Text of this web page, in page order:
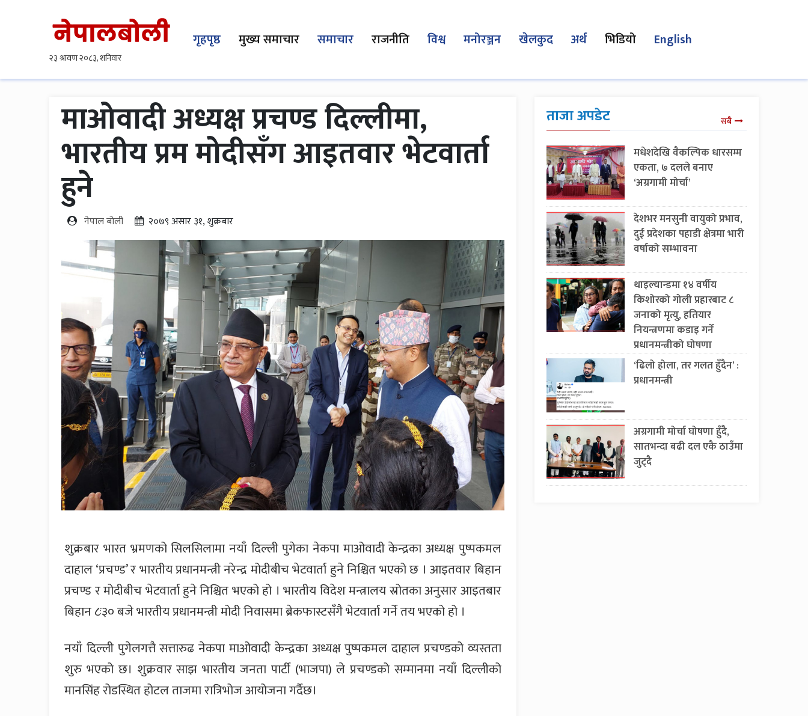
गृहपृष्ठ मुख्य समाचार समाचार राजनीति विश्व मनोरञ्जन खेलकुद अर्थ भिडियो English
माओवादी अध्यक्ष प्रचण्ड दिल्लीमा,
भारतीय प्रम मोदीसँग आइतवार भेटवार्ता
हुने
नेपाल बोली २०७९ असार ३१, शुक्रबार
शुक्रबार भारत भ्रमणको सिलसिलामा नयाँ दिल्ली पुगेका नेकपा माओवादी केन्द्रका अध्यक्ष पुष्पकमल
दाहाल ‘प्रचण्ड’ र भारतीय प्रधानमन्त्री नरेन्द्र मोदीबीच भेटवार्ता हुने निश्चित भएको छ । आइतवार बिहान
प्रचण्ड र मोदीबीच भेटवार्ता हुने निश्चित भएको हो । भारतीय विदेश मन्त्रालय स्रोतका अनुसार आइतबार
बिहान ८ः३० बजे भारतीय प्रधानमन्त्री मोदी निवासमा ब्रेकफास्टसँगै भेटवार्ता गर्ने तय भएको हो ।
नयाँ दिल्ली पुगेलगत्तै सत्तारुढ नेकपा माओवादी केन्द्रका अध्यक्ष पुष्पकमल दाहाल प्रचण्डको व्यस्तता
शुरु भएको छ। शुक्रवार साझ भारतीय जनता पार्टी (भाजपा) ले प्रचण्डको सम्मानमा नयाँ दिल्लीको
मानसिंह रोडस्थित होटल ताजमा रात्रिभोज आयोजना गर्दैछ।
ताजा अपडेट सबै
मधेशदेखि वैकल्पिक धारसम्म
एकता, ७ दलले बनाए
‘अग्रगामी मोर्चा’
देशभर मनसुनी वायुको प्रभाव,
दुई प्रदेशका पहाडी क्षेत्रमा भारी
वर्षाको सम्भावना
थाइल्यान्डमा १४ वर्षीय
किशोरको गोली प्रहारबाट ८
जनाको मृत्यु, हतियार
नियन्त्रणमा कडाइ गर्ने
प्रधानमन्त्रीको घोषणा
‘ढिलो होला, तर गलत हुँदैन’ :
प्रधानमन्त्री
अग्रगामी मोर्चा घोषणा हुँदै,
सातभन्दा बढी दल एकै ठाउँमा
जुट्दै